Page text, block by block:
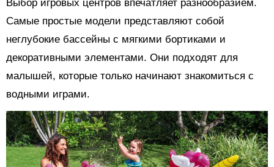
Выбор игровых центров впечатляет разнообразием.
Самые простые модели представляют собой
неглубокие бассейны с мягкими бортиками и
декоративными элементами. Они подходят для
малышей, которые только начинают знакомиться с
водными играми.